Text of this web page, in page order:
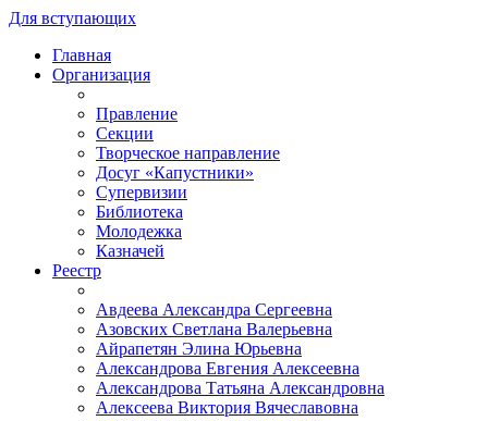
Для вступающих
Главная
Организация
Правление
Секции
Творческое направление
Досуг «Капустники»
Супервизии
Библиотека
Молодежка
Казначей
Реестр
Авдеева Александра Сергеевна
Азовских Светлана Валерьевна
Айрапетян Элина Юрьевна
Александрова Евгения Алексеевна
Александрова Татьяна Александровна
Алексеева Виктория Вячеславовна